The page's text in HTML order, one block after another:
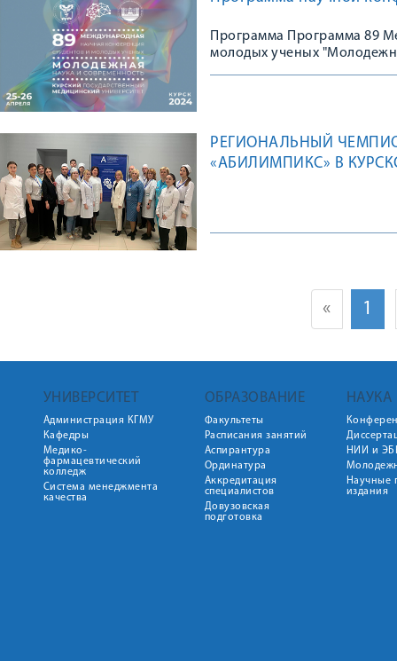
Программа Программа 89
молодых ученых
РЕГИОНАЛЬНЫЙ
«АБИЛИМПИКС» В
« 1
УНИВЕРСИТЕТ
Администрация КГМУ
Кафедры
Медико-
фармацевтический
колледж
Система менеджмента
качества
ОБРАЗОВАНИЕ
Факультеты
Расписания занятий
Аспирантура
Ординатура
Аккредитация
специалистов
Довузовская
подготовка
НАУКА
НИИ и
Научные
издания